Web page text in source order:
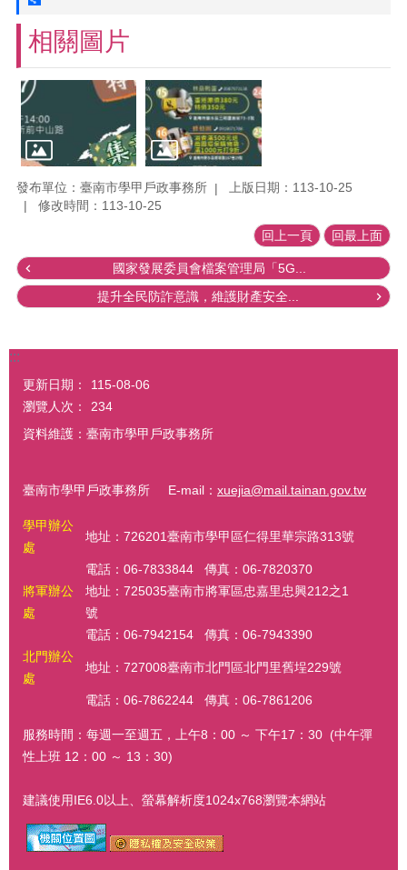
相關圖片
發布單位：臺南市學甲戶政事務所
上版日期：113-10-25
修改時間：113-10-25
回上一頁 回最上面
國家發展委員會檔案管理局「5G...
提升全民防詐意識，維護財產安全...
:::
更新日期：
115-08-06
瀏覽人次：
234
資料維護：臺南市學甲戶政事務所
臺南市學甲戶政事務所 E-mail： xuejia@mail.tainan.gov.tw
學甲辦公
處
地址：726201臺南市學甲區仁得里華宗路313號
電話：06-7833844 傳真：06-7820370
將軍辦公
處
地址：725035臺南市將軍區忠嘉里忠興212之1
號
電話：06-7942154 傳真：06-7943390
北門辦公
處
地址：727008臺南市北門區北門里舊埕229號
電話：06-7862244 傳真：06-7861206
服務時間：每週一至週五，上午8：00 ～ 下午17：30 (中午彈
性上班 12：00 ～ 13：30)
建議使用IE6.0以上、螢幕解析度1024x768瀏覽本網站